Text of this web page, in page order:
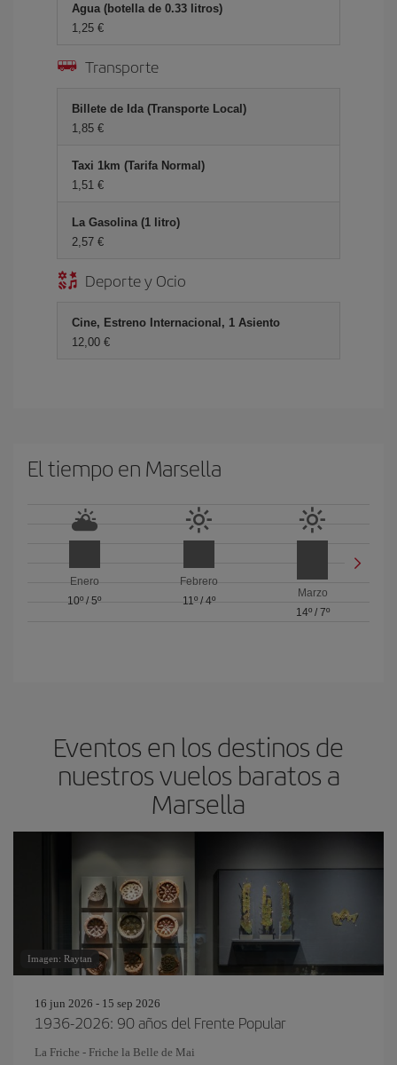
Agua (botella de 0.33 litros)
1,25 €
Transporte
Billete de Ida (Transporte Local)
1,85 €
Taxi 1km (Tarifa Normal)
1,51 €
La Gasolina (1 litro)
2,57 €
Deporte y Ocio
Cine, Estreno Internacional, 1 Asiento
12,00 €
El tiempo en Marsella
Enero
10º /5º
Febrero
11º/ 4º
Marzo
14º/ 7º
Eventos en los destinos de
nuestros vuelos baratos a
Marsella
Imagen: Raytan
16 jun 2026 - 15 sep 2026
1936-2026: 90 años del Frente Popular
La Friche - Friche la Belle de Mai